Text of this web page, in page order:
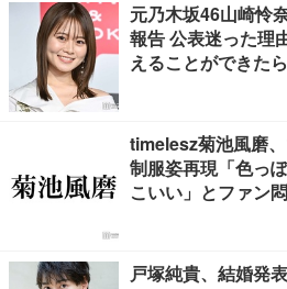
元乃木坂46山崎怜
報告 公表迷った理
えることができた
timelesz菊池風磨
制服姿再現「色っ
こいい」とファン
戸塚純貴、結婚発表